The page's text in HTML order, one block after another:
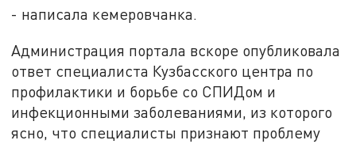
- написала кемеровчанка.
Администрация портала вскоре опубликовала
ответ специалиста Кузбасского центра по
профилактики и борьбе со СПИДом и
инфекционными заболеваниями, из которого
ясно, что специалисты признают проблему